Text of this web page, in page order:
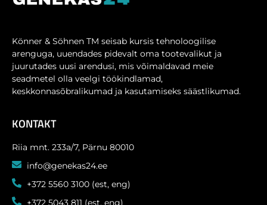
Könner & Söhnen TM seisab kursis tehnoloogilise
arenguga, uuendades pidevalt oma tootevalikut ja
juurutades uusi arendusi, mis võimaldavad meie
seadmetel olla veelgi töökindlamad,
keskkonnasõbralikumad ja kasutamiseks säästlikumad.
KONTAKT
Riia mnt. 233a/7, Pärnu 80010
info@genekas24.ee
+372 5560 3100 (est, eng)
+372 5043 811 (est, eng)